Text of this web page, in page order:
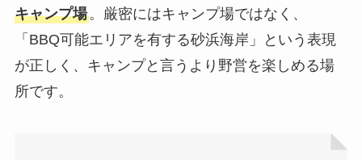
キャンプ場。厳密にはキャンプ場ではなく、
「BBQ可能エリアを有する砂浜海岸」という表現
が正しく、キャンプと言うより野営を楽しめる場
所です。